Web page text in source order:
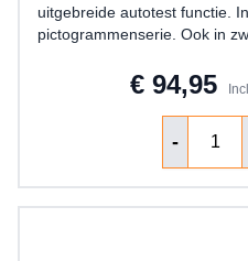
uitgebreide autotest functie.
pictogrammenserie. Ook in
€ 94,95
-